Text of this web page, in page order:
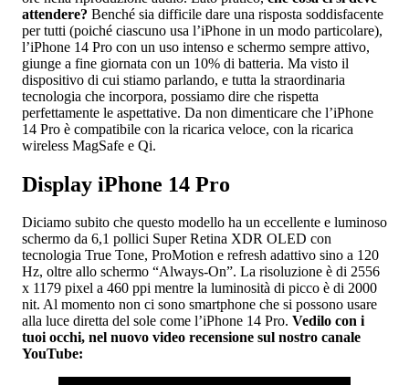
attendere? Benché sia difficile dare una risposta soddisfacente
per tutti (poiché ciascuno usa l’iPhone in un modo particolare),
l’iPhone 14 Pro con un uso intenso e schermo sempre attivo,
giunge a fine giornata con un 10% di batteria. Ma visto il
dispositivo di cui stiamo parlando, e tutta la straordinaria
tecnologia che incorpora, possiamo dire che rispetta
perfettamente le aspettative. Da non dimenticare che l’iPhone
14 Pro è compatibile con la ricarica veloce, con la ricarica
wireless MagSafe e Qi.
Display iPhone 14 Pro
Diciamo subito che questo modello ha un eccellente e luminoso
schermo da 6,1 pollici Super Retina XDR OLED con
tecnologia True Tone, ProMotion e refresh adattivo sino a 120
Hz, oltre allo schermo “Always-On”. La risoluzione è di 2556
x 1179 pixel a 460 ppi mentre la luminosità di picco è di 2000
nit. Al momento non ci sono smartphone che si possono usare
alla luce diretta del sole come l’iPhone 14 Pro. Vedilo con i
tuoi occhi, nel nuovo video recensione sul nostro canale
YouTube: